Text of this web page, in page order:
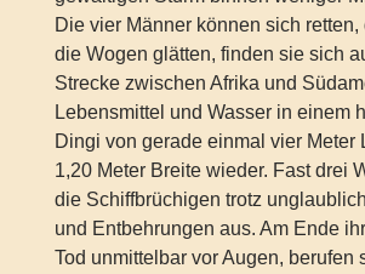
Die vier Männer können sich
die Wogen glätten, finden sie sich
Strecke zwischen Afrika und
Lebensmittel und Wasser in einem
Dingi von gerade einmal vier Meter
1,20 Meter Breite wieder. Fast drei
die Schiffbrüchigen trotz
und Entbehrungen aus. Am Ende
Tod unmittelbar vor Augen, berufen